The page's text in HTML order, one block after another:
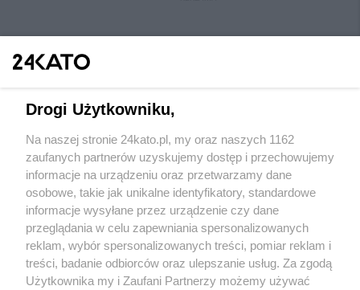
Wydawca mediów lokalnych
Nie zapomnij
zapoznać się z:
polityką prywatności regulamin korzystania z portali
Drogi Użytkowniku,
Na naszej stronie 24kato.pl, my oraz naszych 1162
zaufanych partnerów uzyskujemy dostęp i przechowujemy
informacje na urządzeniu oraz przetwarzamy dane
osobowe, takie jak unikalne identyfikatory, standardowe
informacje wysyłane przez urządzenie czy dane
przeglądania w celu zapewniania spersonalizowanych
reklam, wybór spersonalizowanych treści, pomiar reklam i
treści, badanie odbiorców oraz ulepszanie usług. Za zgodą
Użytkownika my i Zaufani Partnerzy możemy używać